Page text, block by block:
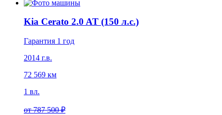
Kia Cerato 2.0 AT (150 л.с.)
Гарантия 1 год
2014 г.в.
72 569 км
1 вл.
от787 500 ₽